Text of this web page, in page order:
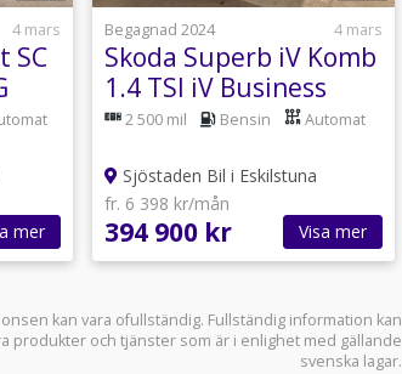
4 mars
SC
mer
Begagnad 2024
4 mars
Skoda Superb iV Komb
1.4 TSI iV Business
Edition, Style Ed Värm
2 500 mil Bensin Automat
Sjöstaden Bil i Eskilstuna
fr. 6 398 kr/mån
394 900 kr Visa mer
kan vara ofullständig. Fullständig information kan
produkter och tjänster som är i enlighet med gällande
svenska lagar.